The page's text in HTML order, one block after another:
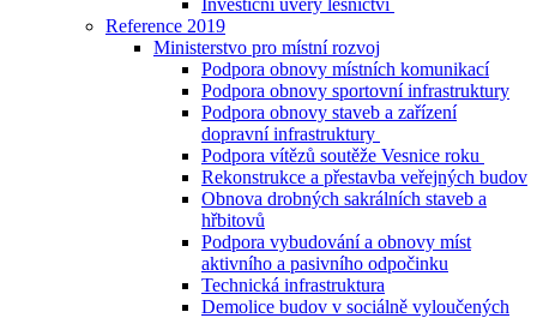
Investiční úvěry lesnictví
Reference 2019
Ministerstvo pro místní rozvoj
Podpora obnovy místních komunikací
Podpora obnovy sportovní infrastruktury
Podpora obnovy staveb a zařízení
dopravní infrastruktury
Podpora vítězů soutěže Vesnice roku
Rekonstrukce a přestavba veřejných budov
Obnova drobných sakrálních staveb a
hřbitovů
Podpora vybudování a obnovy míst
aktivního a pasivního odpočinku
Technická infrastruktura
Demolice budov v sociálně vyloučených